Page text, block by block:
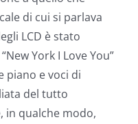
di cui si parlava
LCD è stato
York I Love You”
piano e voci di
del tutto
in qualche modo,